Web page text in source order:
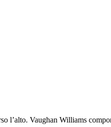
l’alto. Vaughan Williams